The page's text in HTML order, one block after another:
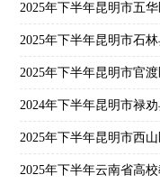
2025年下半年昆明市石
2025年下半年云南省高